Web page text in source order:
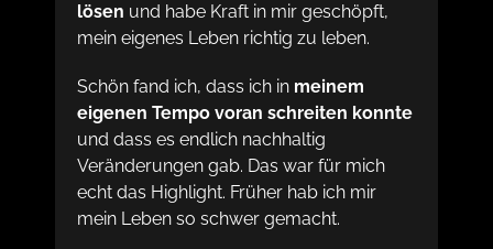
lösen und habe Kraft in mir geschöpft,
mein eigenes Leben richtig zu leben.
Schön fand ich, dass ich in meinem
eigenen Tempo voran schreiten konnte
und dass es endlich nachhaltig
Veränderungen gab. Das war für mich
echt das Highlight. Früher hab ich mir
mein Leben so schwer gemacht.